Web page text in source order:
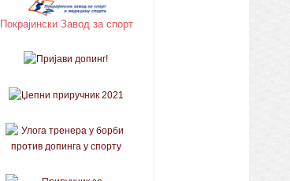
Покрајински Завод за спорт